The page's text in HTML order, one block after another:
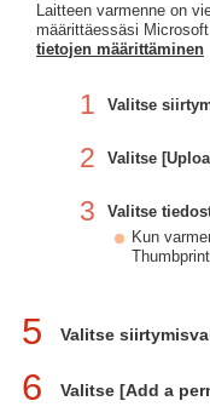
Laitteen varmenne on
määrittäessäsi
tietojen määrittäminen
1 Valitse
2 Valitse
3
Valitse
Kun
5 Valitse
6 Valitse [Add a